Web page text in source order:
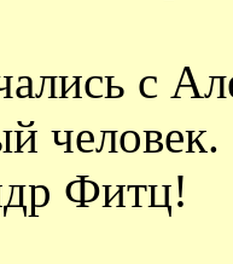
с
Фитц!